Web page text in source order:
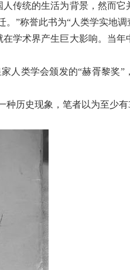
传统的生活为背景，然而
”称誉此书为“人类学实地
学术界产生巨大影响。当
人类学会颁发的“赫胥黎奖
历史现象，笔者以为至少有